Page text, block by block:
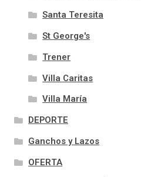
Santa Teresita
St George's
Trener
Villa Caritas
Villa María
DEPORTE
Ganchos y Lazos
OFERTA